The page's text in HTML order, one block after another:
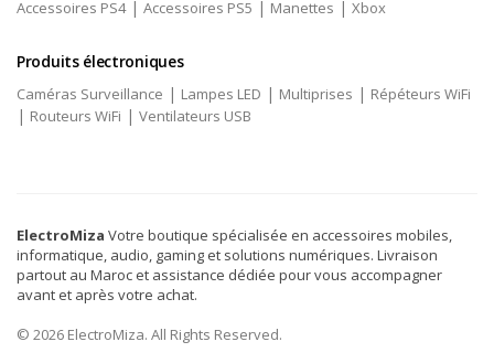
Accessoires PS4| Accessoires PS5 | Manettes | Xbox
Produits électroniques
Caméras Surveillance | Lampes LED | Multiprises | Répéteurs WiFi
| Routeurs WiFi | Ventilateurs USB
ElectroMiza Votre boutique spécialisée en accessoires mobiles,
informatique, audio, gaming et solutions numériques. Livraison
partout au Maroc et assistance dédiée pour vous accompagner
avant et après votre achat.
© 2026 ElectroMiza. All Rights Reserved.